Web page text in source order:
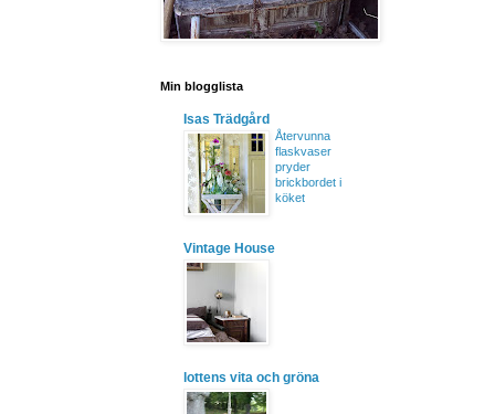
Min blogglista
Isas Trädgård
Återvunna
flaskvaser
pryder
brickbordet i
köket
Vintage House
lottens vita och gröna